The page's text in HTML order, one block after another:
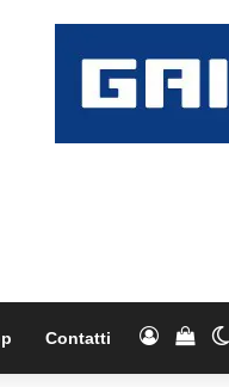
Contatti Accedi